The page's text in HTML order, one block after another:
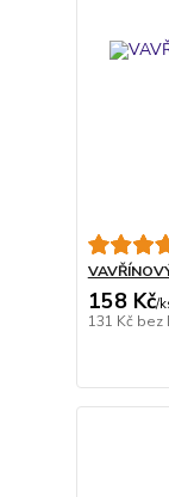
158 Kč/
131 Kč bez